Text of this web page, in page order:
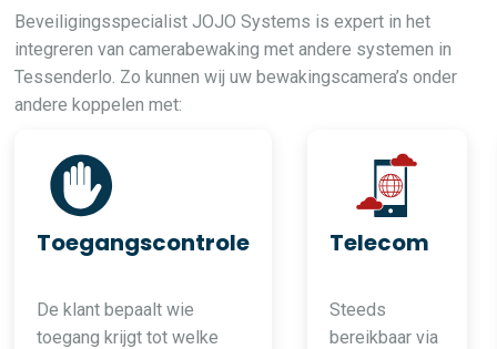
Beveiligingsspecialist JOJO Systems is expert in het
integreren van camerabewaking met andere systemen in
Tessenderlo. Zo kunnen wij uw bewakingscamera’s onder
andere koppelen met:
Toegangscontrole
De klant bepaalt wie
toegang krijgt tot welke
Telecom
Steeds
bereikbaar via